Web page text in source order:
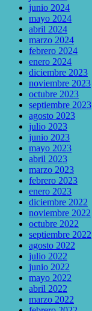
junio 2024
mayo 2024
abril 2024
marzo 2024
febrero 2024
enero 2024
diciembre 2023
noviembre 2023
octubre 2023
septiembre 2023
agosto 2023
julio 2023
junio 2023
mayo 2023
abril 2023
marzo 2023
febrero 2023
enero 2023
diciembre 2022
noviembre 2022
octubre 2022
septiembre 2022
agosto 2022
julio 2022
junio 2022
mayo 2022
abril 2022
marzo 2022